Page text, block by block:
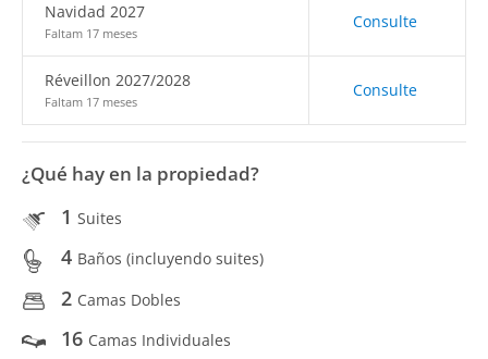
Navidad 2027
Faltam 17 meses
Consulte
Réveillon 2027/2028
Faltam 17 meses
Consulte
¿Qué hay en la propiedad?
1 Suites
4 Baños (incluyendo suites)
2 Camas Dobles
16 Camas Individuales